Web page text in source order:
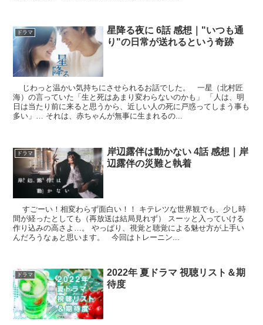
ドラマ
星降る夜に 6話 感想｜"いつも通
り"の日常が送れるという奇跡
じわっと温かい気持ちにさせられるお話でした。 一星（北村匠
海）の言っていた「生と死はあまり変わらないのかも」 「人は、明
日は当たり前に来ると思うから、近しい人の死に戸惑ってしまう事も
多い」… それは、赤ちゃんが無事に生まれるの...
ドラマ
岸辺露伴は動かない 4話 感想｜岸
辺露伴の災難と執着
すごーい！相変わらず面白い！！ キテレツな世界観でも、少し時
間が経ったとしても（再放送は結局見れず） スーッと入っていける
作り込みの高さよ…。 やっぱり、視覚と聴覚による魅せ方が上手い
んだろうなぁと思います。 今回はトレーニン...
ドラマ
2022年 夏ドラマ 視聴リスト＆期
待度